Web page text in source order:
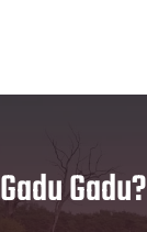
Gadu Gadu?